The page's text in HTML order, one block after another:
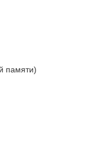
памяти)